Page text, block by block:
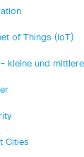
of Things (IoT)
– kleine und
Cities